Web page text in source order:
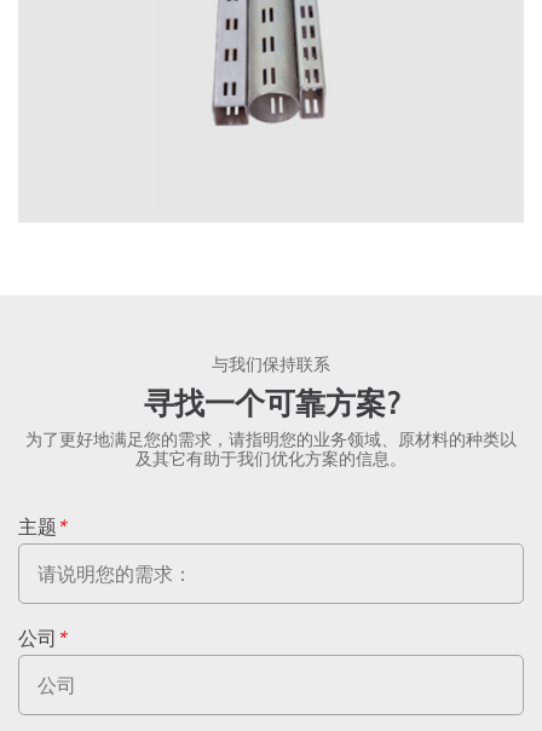
与我们保持联系
寻找一个可靠方案?
为了更好地满足您的需求，请指明您的业务领域、原材料的种类以
及其它有助于我们优化方案的信息。
主题 *
公司 *